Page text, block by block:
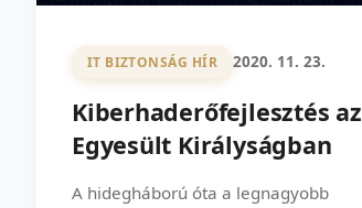
IT BIZTONSÁG HÍR 2020. 11. 23.
Kiberhaderőfejlesztés az
Egyesült Királyságban
A hidegháború óta a legnagyobb